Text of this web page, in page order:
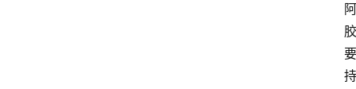
阿
胶
要
持